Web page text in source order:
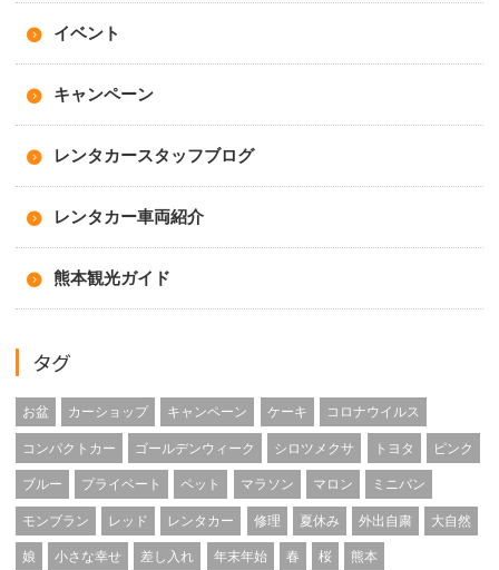
イベント
キャンペーン
レンタカースタッフブログ
レンタカー車両紹介
熊本観光ガイド
タグ
お盆 カーショップ キャンペーン ケーキ コロナウイルス
コンパクトカー ゴールデンウィーク シロツメクサ トヨタ ピンク
ブルー プライベート ペット マラソン マロン ミニバン
モンブラン レッド レンタカー 修理 夏休み 外出自粛 大自然
娘 小さな幸せ 差し入れ 年末年始 春 桜 熊本